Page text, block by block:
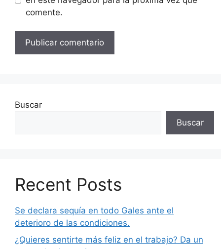
comente.
Buscar
Buscar
Recent Posts
Se declara sequía en todo Gales ante el
deterioro de las condiciones.
¿Quieres sentirte más feliz en el trabajo? Da un